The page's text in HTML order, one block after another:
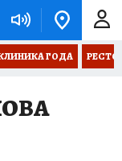
ГОДА